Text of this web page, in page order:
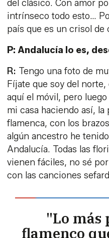
Fíjate que soy del norte,
aquí el móvil, pero
mi casa haciendo así, la
flamenca, con los
algún ancestro he
Andalucía. Todas las
vienen fáciles, no sé
con las canciones
"Lo más
flamenco
un
una